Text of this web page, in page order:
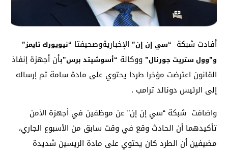
أفادت شبكة “سي إن إن” الإخباريةوصحيفتا “نيويورك تايمز”
و”وول ستريت جورنال” ووكالة “أسوشيتد برس”بأن أجهزة إنفاذ
القانون اعترضت مؤخرا طردا يحتوي على مادة سامة تم إرساله
إلى الرئيس دونالد ترامب .
واضافت شبكة “سي إن إن” عن موظفين في أجهزة الأمن
تأكيدهما أن الحادث وقع في وقت سابق من الأسبوع الجاري،
مضيفين أن الطرد كان يحتوي على مادة الريسين شديدة